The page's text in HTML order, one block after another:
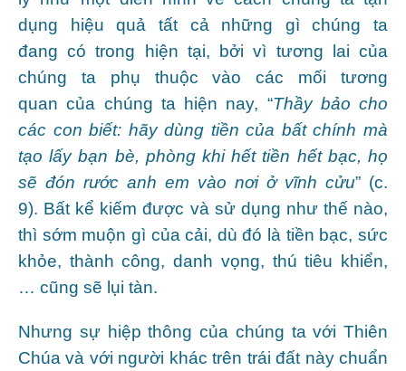
dụng hiệu quả tất cả những gì chúng ta
đang có trong hiện tại, bởi vì tương lai của
chúng ta phụ thuộc vào các mối tương
quan của chúng ta hiện nay, “Thầy bảo cho
các con biết: hãy dùng tiền của bất chính mà
tạo lấy bạn bè, phòng khi hết tiền hết bạc, họ
sẽ đón rước anh em vào nơi ở vĩnh cửu” (c.
9). Bất kể kiếm được và sử dụng như thế nào,
thì sớm muộn gì của cải, dù đó là tiền bạc, sức
khỏe, thành công, danh vọng, thú tiêu khiển,
… cũng sẽ lụi tàn.
Nhưng sự hiệp thông của chúng ta với Thiên
Chúa và với người khác trên trái đất này chuẩn